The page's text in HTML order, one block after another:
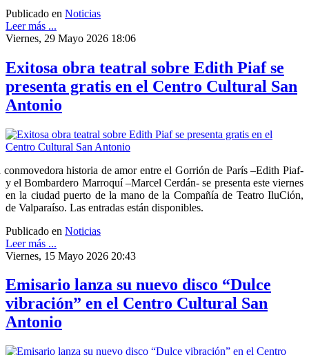
Publicado en Noticias
Leer más ...
Viernes, 29 Mayo 2026 18:06
Exitosa obra teatral sobre Edith Piaf se
presenta gratis en el Centro Cultural San
Antonio
conmovedora historia de amor entre el Gorrión de París –Edith Piaf-
y el Bombardero Marroquí –Marcel Cerdán- se presenta este viernes
en la ciudad puerto de la mano de la Compañía de Teatro IluCión,
de Valparaíso. Las entradas están disponibles.
Publicado en Noticias
Leer más ...
Viernes, 15 Mayo 2026 20:43
Emisario lanza su nuevo disco “Dulce
vibración” en el Centro Cultural San
Antonio